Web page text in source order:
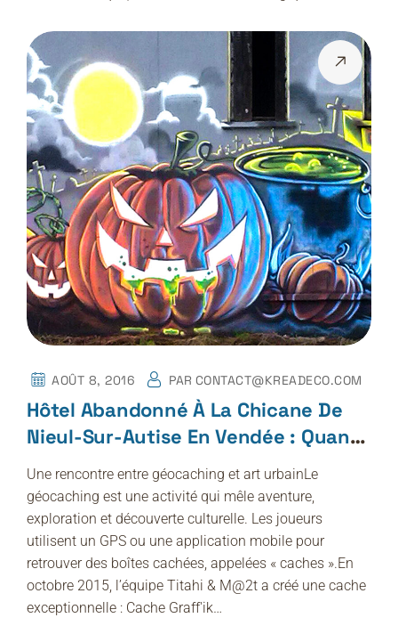
AOÛT 8, 2016 PAR CONTACT@KREADECO.COM
Hôtel Abandonné À La Chicane De
Nieul-Sur-Autise En Vendée : Quand
Le Géocaching Met En Lumière L’art
Urbain De Kréadéco
Une rencontre entre géocaching et art urbainLe
géocaching est une activité qui mêle aventure,
exploration et découverte culturelle. Les joueurs
utilisent un GPS ou une application mobile pour
retrouver des boîtes cachées, appelées « caches ».En
octobre 2015, l’équipe Titahi & M@2t a créé une cache
exceptionnelle : Cache Graff'ik…